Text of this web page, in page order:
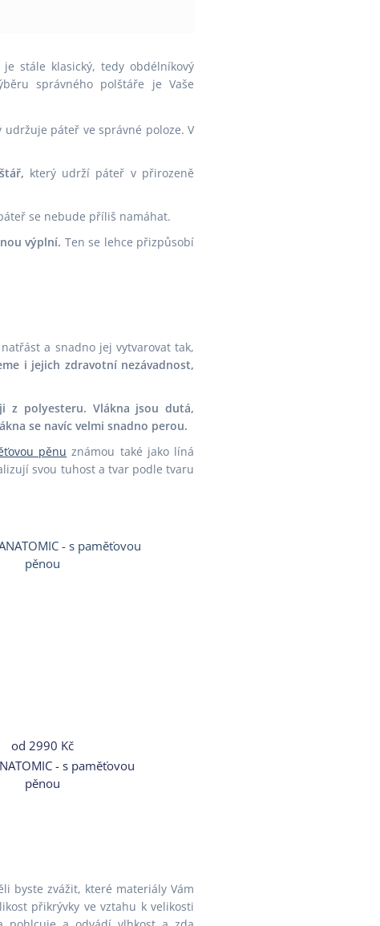
je stále klasický, tedy obdélníkový
správného polštáře je Vaše
udržuje páteř ve správné poloze. V
který udrží páteř v přirozeně
se nebude příliš namáhat.
výplní. Ten se lehce přizpůsobí
a snadno jej vytvarovat tak,
i jejich zdravotní nezávadnost,
z polyesteru. Vlákna jsou dutá,
se navíc velmi snadno perou.
pěnu známou také jako líná
svou tuhost a tvar podle tvaru
od2990 Kč
- s paměťovou
pěnou
byste zvážit, které materiály Vám
přikrývky ve vztahu k velikosti